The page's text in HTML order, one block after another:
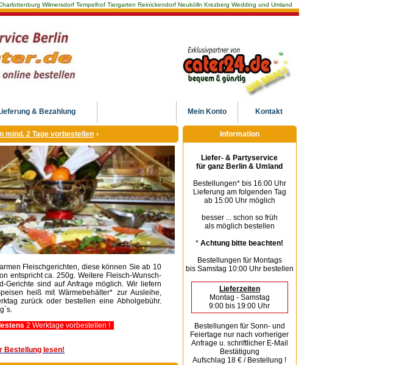
Wilmersdorf Tempelhof Tiergarten Reinickendorf Neukölln Krezberg Wedding und Umland
& Bezahlung Kontakt
Mein Konto
mind. 2 Tage vorbestellen ›
Fleischgerichten, diese können Sie ab 10
entspricht ca. 250g. Weitere Fleisch-Wunsch-
Gerichte sind auf Anfrage möglich. Wir liefern
heiß mit Wärmebehälter* zur Ausleihe,
zurück oder bestellen eine Abholgebühr.
2 Werktage vorbestellen !
Bestellung lesen!
Information
Liefer- & Partyservice
für ganz Berlin & Umland
Bestellungen* bis 16:00 Uhr
Lieferung am folgenden Tag
ab 15:00 Uhr möglich
besser ... schon so früh
als möglich bestellen
*Achtung bitte beachten!
Bestellungen für Montags
bis Samstag 10:00 Uhr bestellen
Lieferzeiten
Montag - Samstag
9:00 bis 19:00 Uhr
Bestellungen für Sonn- und
Feiertagenur nach vorheriger
Anfrage u. schriftlicher E-Mail
Bestätigung
Aufschlag 18 € / Bestellung !